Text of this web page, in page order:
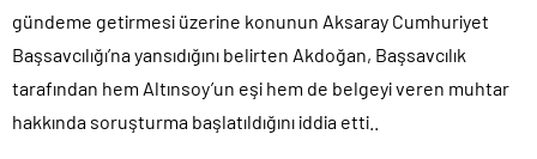
gündeme getirmesi üzerine konunun Aksaray Cumhuriyet
Başsavcılığı’na yansıdığını belirten Akdoğan, Başsavcılık
tarafından hem Altınsoy’un eşi hem de belgeyi veren muhtar
hakkında soruşturma başlatıldığını iddia etti..